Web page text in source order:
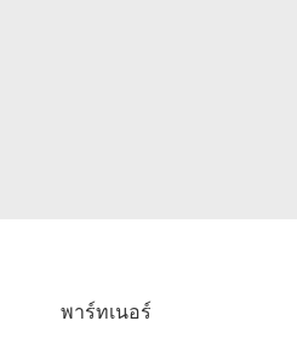
พาร์ทเนอร์